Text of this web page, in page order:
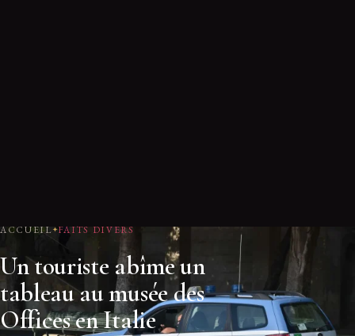
ACCUEIL FAITS DIVERS
Un touriste abîme un
tableau au musée des
Offices en Italie